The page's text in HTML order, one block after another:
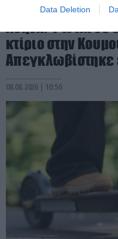
Data Deletion
PRONEWS.GR /ΕΣΩΤΕΡΙΚΗ
Αθήνα: Φωτιά σε
κτίριο στην
Απεγκλωβίστηκε
08.08.2026 | 10:56